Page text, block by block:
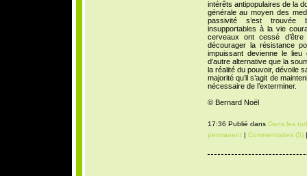
intérêts antipopulaires de la
générale au moyen des
passivité s’est trouvée
insupportables à la vie
cerveaux ont cessé
décourager la résistance
impuissant devienne le lieu
d’autre alternative que la
la réalité du pouvoir, dévoile
majorité qu’il s’agit de
nécessaire de l’exterminer.
© Bernard Noël
17:36 Publié dans Dans les
permanent| Commentaires (5)|